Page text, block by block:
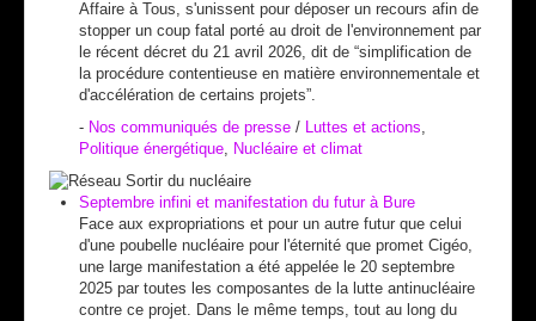
Affaire à Tous, s'unissent pour déposer un recours afin de
stopper un coup fatal porté au droit de l'environnement par
le récent décret du 21 avril 2026, dit de “simplification de
la procédure contentieuse en matière environnementale et
d'accélération de certains projets”.
- Nos communiqués de presse / Luttes et actions
Politique énergétique
Nucléaire et climat
Septembre infini et manifestation du futur à Bure
Face aux expropriations et pour un autre futur que celui
d'une poubelle nucléaire pour l'éternité que promet Cigéo,
une large manifestation a été appelée le 20 septembre
2025 par toutes les composantes de la lutte antinucléaire
contre ce projet. Dans le même temps, tout au long du